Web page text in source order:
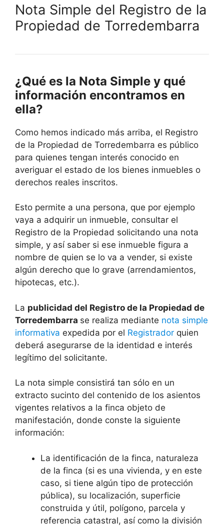
Nota Simple del Registro de la
Propiedad de Torredembarra
¿Qué es la Nota Simple y qué
información encontramos en
ella?
Como hemos indicado más arriba, el Registro
de la Propiedad de Torredembarra es público
para quienes tengan interés conocido en
averiguar el estado de los bienes inmuebles o
derechos reales inscritos.
Esto permite a una persona, que por ejemplo
vaya a adquirir un inmueble, consultar el
Registro de la Propiedad solicitando una nota
simple, y así saber si ese inmueble figura a
nombre de quien se lo va a vender, si existe
algún derecho que lo grave (arrendamientos,
hipotecas, etc.).
La publicidad del Registro de la Propiedad de
Torredembarra se realiza mediante nota simple
informativa expedida por el Registrador quien
deberá asegurarse de la identidad e interés
legítimo del solicitante.
La nota simple consistirá tan sólo en un
extracto sucinto del contenido de los asientos
vigentes relativos a la finca objeto de
manifestación, donde conste la siguiente
información:
La identificación de la finca, naturaleza
de la finca (si es una vivienda, y en este
caso, si tiene algún tipo de protección
pública), su localización, superficie
construida y útil, polígono, parcela y
referencia catastral, así como la división